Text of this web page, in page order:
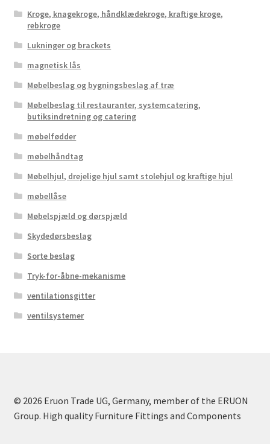
Kroge, knagekroge, håndklædekroge, kraftige kroge,
rebkroge
Lukninger og brackets
magnetisk lås
Møbelbeslag og bygningsbeslag af træ
Møbelbeslag til restauranter, systemcatering,
butiksindretning og catering
møbelfødder
møbelhåndtag
Møbelhjul, drejelige hjul samt stolehjul og kraftige hjul
møbellåse
Møbelspjæld og dørspjæld
Skydedørsbeslag
Sorte beslag
Tryk-for-åbne-mekanisme
ventilationsgitter
ventilsystemer
© 2026 Eruon Trade UG, Germany, member of the ERUON
Group. High quality Furniture Fittings and Components